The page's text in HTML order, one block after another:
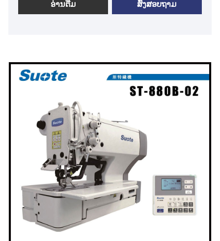
hole ST-880B-03 Introduction ·Perfect sewing
finishes ·Operator-friendly ·High productivity
ອ່ານ​ຕື່ມ ສົ່ງສອບຖາມ